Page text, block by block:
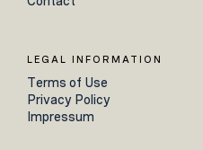
LEGAL INFORMATION
Terms of Use
Privacy Policy
Impressum